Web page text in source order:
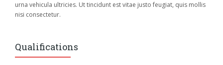
urna vehicula ultricies. Ut tincidunt est vitae justo feugiat, quis mollis
nisi consectetur.
Qualifications